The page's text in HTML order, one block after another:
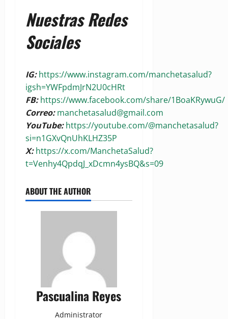
Nuestras Redes
Sociales
IG:https://www.instagram.com/manchetasalud?
igsh=YWFpdmJrN2U0cHRt
FB:https://www.facebook.com/share/1BoaKRywuG/
Correo:manchetasalud@gmail.com
YouTube: https://youtube.com/@manchetasalud?
si=n1GXvQnUhKLHZ35P
X:https://x.com/ManchetaSalud?
t=Venhy4QpdqJ_xDcmn4ysBQ&s=09
ABOUT THE AUTHOR
Pascualina Reyes
Administrator